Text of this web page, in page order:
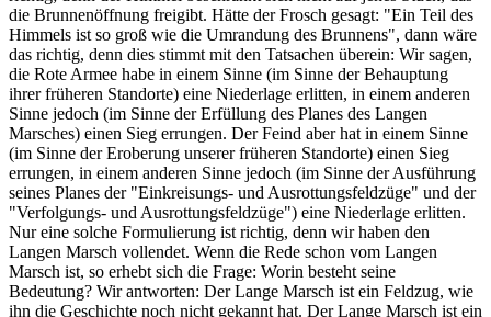
die Brunnenöffnung freigibt. Hätte der Frosch gesagt: "Ein Teil des
Himmels ist so groß wie die Umrandung des Brunnens", dann wäre
das richtig, denn dies stimmt mit den Tatsachen überein: Wir sagen,
die Rote Armee habe in einem Sinne (im Sinne der Behauptung
ihrer früheren Standorte) eine Niederlage erlitten, in einem anderen
Sinne jedoch (im Sinne der Erfüllung des Planes des Langen
Marsches) einen Sieg errungen. Der Feind aber hat in einem Sinne
(im Sinne der Eroberung unserer früheren Standorte) einen Sieg
errungen, in einem anderen Sinne jedoch (im Sinne der Ausführung
seines Planes der "Einkreisungs- und Ausrottungsfeldzüge" und der
"Verfolgungs- und Ausrottungsfeldzüge") eine Niederlage erlitten.
Nur eine solche Formulierung ist richtig, denn wir haben den
Langen Marsch vollendet. Wenn die Rede schon vom Langen
Marsch ist, so erhebt sich die Frage: Worin besteht seine
Bedeutung? Wir antworten: Der Lange Marsch ist ein Feldzug, wie
ihn die Geschichte noch nicht gekannt hat. Der Lange Marsch ist ein